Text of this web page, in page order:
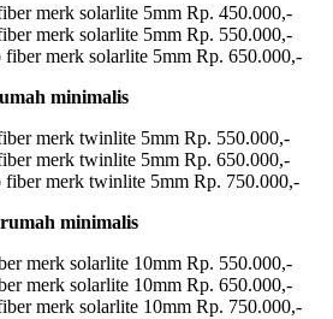
merk solarlite 5mm Rp. 450.000,-
merk solarlite 5mm Rp. 550.000,-
merk solarlite 5mm Rp. 650.000,-
minimalis
merk twinlite 5mm Rp. 550.000,-
merk twinlite 5mm Rp. 650.000,-
merk twinlite 5mm Rp. 750.000,-
minimalis
merk solarlite 10mm Rp. 550.000,-
merk solarlite 10mm Rp. 650.000,-
merk solarlite 10mm Rp. 750.000,-